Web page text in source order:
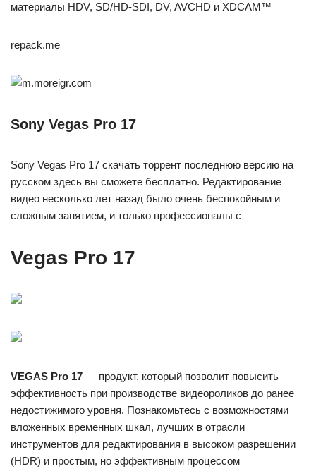
материалы HDV, SD/HD-SDI, DV, AVCHD и XDCAM™
repack.me
Sony Vegas Pro 17
Sony Vegas Pro 17 скачать торрент последнюю версию на
русском здесь вы сможете бесплатно. Редактирование
видео несколько лет назад было очень беспокойным и
сложным занятием, и только профессионалы с
Vegas Pro 17
VEGAS Pro 17 — продукт, который позволит повысить
эффективность при производстве видеороликов до ранее
недостижимого уровня. Познакомьтесь с возможностями
вложенных временных шкал, лучших в отрасли
инструментов для редактирования в высоком разрешении
(HDR) и простым, но эффективным процессом